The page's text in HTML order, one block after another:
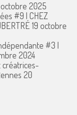
octobre 2025
#9 | CHEZ
19 octobre
#3 |
2024
créatrices-
20